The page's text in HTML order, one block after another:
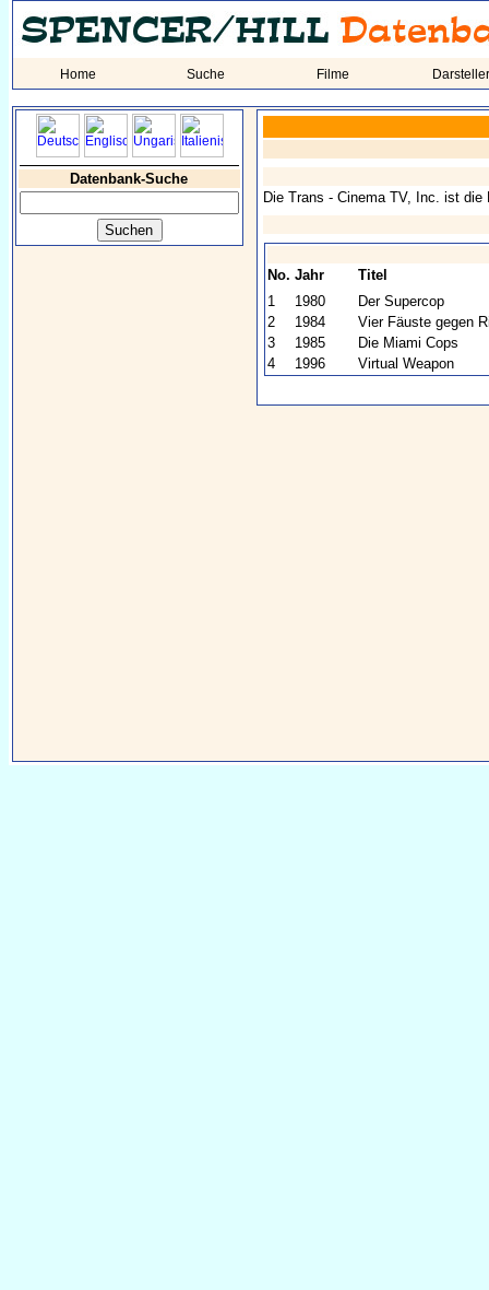
Home Suche Filme Darsteller
Datenbank-Suche
Die Trans - Cinema TV, Inc. ist
No. Jahr
Titel
1
1980
Der Supercop
2
1984
Vier Fäuste gegen
3
1985
Die Miami Cops
4
1996 Virtual Weapon